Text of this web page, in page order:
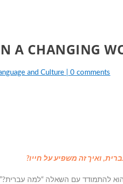
A CHANGING
and Culture |0 comments
להתמודד עם השאלה “למה